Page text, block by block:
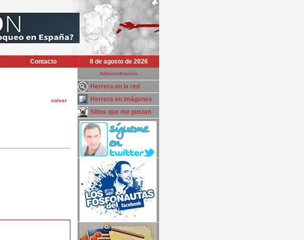
8 de agosto de 2026
volver
Administración
Herrera en la red
Herrera en imágenes
Sitios que me gustan
Contacto